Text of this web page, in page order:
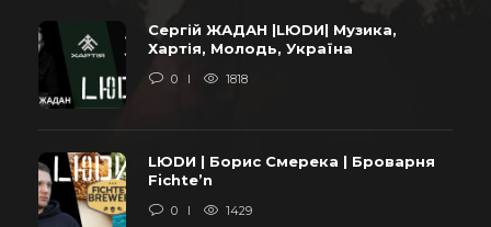
Сергій ЖАДАН |LЮDИ| Музика,
Хартія, Молодь, Україна
0 1818
LЮDИ | Борис Смерека | Броварня
Fichte’n
0 1429